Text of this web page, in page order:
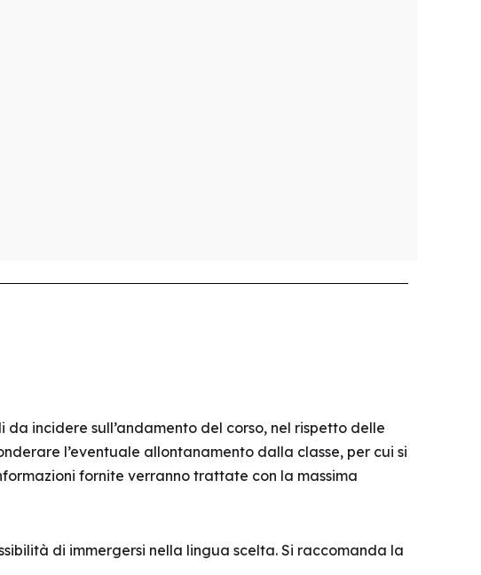
incidere sull’andamento del corso, nel rispetto delle
l’eventuale allontanamento dalla classe, per cui si
fornite verranno trattate con la massima
di immergersi nella lingua scelta. Si raccomanda la